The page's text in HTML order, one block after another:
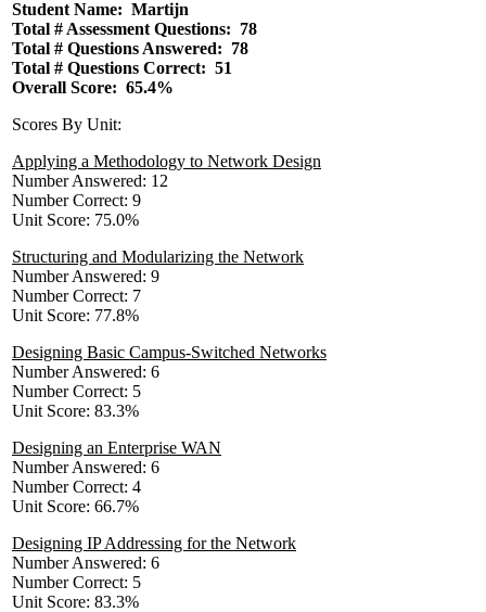
Student Name: Martijn
Total # Assessment Questions: 78
Total # Questions Answered: 78
Total # Questions Correct: 51
Overall Score: 65.4%
Scores By Unit:
Applying a Methodology to Network Design
Number Answered: 12
Number Correct: 9
Unit Score: 75.0%
Structuring and Modularizing the Network
Number Answered: 9
Number Correct: 7
Unit Score: 77.8%
Designing Basic Campus-Switched Networks
Number Answered: 6
Number Correct: 5
Unit Score: 83.3%
Designing an Enterprise WAN
Number Answered: 6
Number Correct: 4
Unit Score: 66.7%
Designing IP Addressing for the Network
Number Answered: 6
Number Correct: 5
Unit Score: 83.3%